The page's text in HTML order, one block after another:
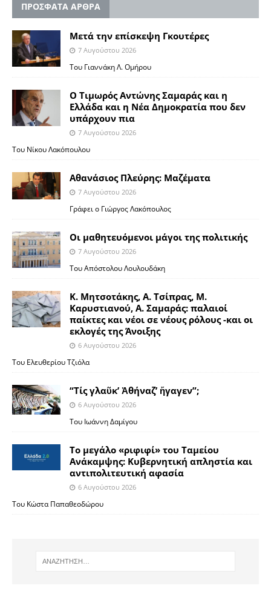
ΠΡΟΣΦΑΤΑ ΑΡΘΡΑ
Μετά την επίσκεψη Γκουτέρες
7 Αυγούστου 2026
Του Γιαννάκη Λ. Ομήρου
Ο Τιμωρός Αντώνης Σαμαράς και η
Ελλάδα και η Νέα Δημοκρατία που δεν
υπάρχουν πια
7 Αυγούστου 2026
Του Νίκου Λακόπουλου
Αθανάσιος Πλεύρης: Μαζέματα
7 Αυγούστου 2026
Γράφει ο Γιώργος Λακόπουλος
Οι μαθητευόμενοι μάγοι της πολιτικής
7 Αυγούστου 2026
Του Απόστολου Λουλουδάκη
Κ. Μητσοτάκης, Α. Τσίπρας, Μ.
Καρυστιανού, Α. Σαμαράς: παλαιοί
παίκτες και νέοι σε νέους ρόλους -και οι
εκλογές της Άνοιξης
6 Αυγούστου 2026
Του Ελευθερίου Τζιόλα
“Τίς γλαῦκ’ Ἀθήναζ’ ἤγαγεν”;
6 Αυγούστου 2026
Του Ιωάννη Δαμίγου
Το μεγάλο «ριφιφί» του Ταμείου
Ανάκαμψης: Κυβερνητική απληστία και
αντιπολιτευτική αφασία
6 Αυγούστου 2026
Του Κώστα Παπαθεοδώρου